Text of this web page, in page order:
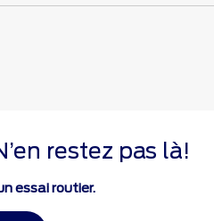
restez pas là!
essai routier.